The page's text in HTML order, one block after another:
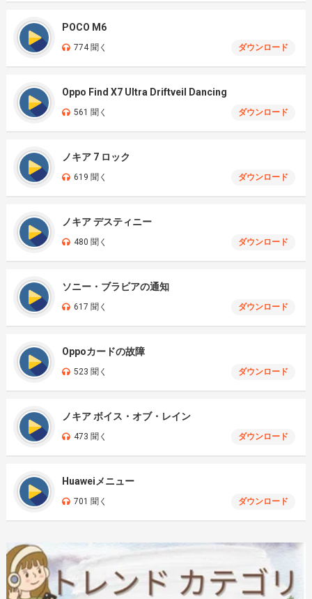
POCO M6
774 聞く ダウンロード
Oppo Find X7 Ultra Driftveil Dancing
561 聞く ダウンロード
ノキア 7 ロック
619 聞く ダウンロード
ノキア デスティニー
480 聞く ダウンロード
ソニー・ブラビアの通知
617 聞く ダウンロード
Oppoカードの故障
523 聞く ダウンロード
ノキア ボイス・オブ・レイン
473 聞く ダウンロード
Huaweiメニュー
701 聞く ダウンロード